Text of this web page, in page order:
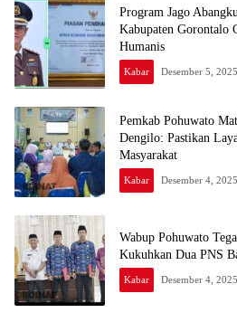
Program Jago
Kabupaten Gorontalo
Humanis
Kabar Desember 5, 2025
Pemkab Pohuwato
Dengilo: Pastikan
Masyarakat
Kabar Desember 4, 2025
Wabup Pohuwato
Kukuhkan Dua PNS
Kabar Desember 4, 2025